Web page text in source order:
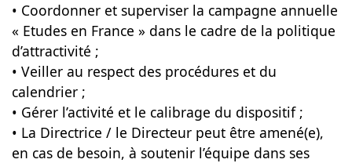
• Coordonner et superviser la campagne annuelle
« Etudes en France » dans le cadre de la politique
d’attractivité ;
• Veiller au respect des procédures et du
calendrier ;
• Gérer l’activité et le calibrage du dispositif ;
• La Directrice / le Directeur peut être amené(e),
en cas de besoin, à soutenir l’équipe dans ses